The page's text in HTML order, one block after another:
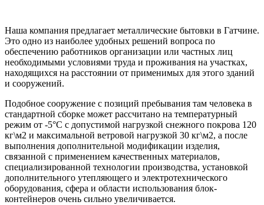
Наша компания предлагает металлические бытовки в Гатчине.
Это одно из наиболее удобных решений вопроса по
обеспечению работников организации или частных лиц
необходимыми условиями труда и проживания на участках,
находящихся на расстоянии от применимых для этого зданий
и сооружений.
Подобное сооружение с позиций пребывания там человека в
стандартной сборке может рассчитано на температурный
режим от -5°С с допустимой нагрузкой снежного покрова 120
кг\м2 и максимальной ветровой нагрузкой 30 кг\м2, а после
выполнения дополнительной модификации изделия,
связанной с применением качественных материалов,
специализированной технологии производства, установкой
дополнительного утепляющего и электротехнического
оборудования, сфера и области использования блок-
контейнеров очень сильно увеличивается.